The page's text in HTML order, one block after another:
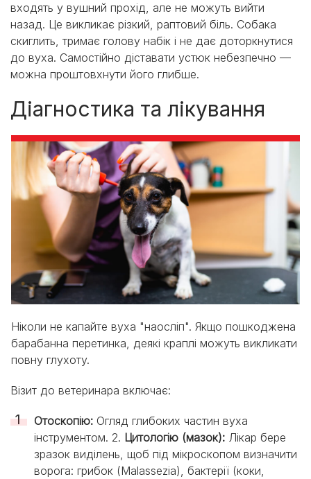
входять у вушний прохід, але не можуть вийти
назад. Це викликає різкий, раптовий біль. Собака
скиглить, тримає голову набік і не дає доторкнутися
до вуха. Самостійно діставати устюк небезпечно —
можна проштовхнути його глибше.
Діагностика та лікування
Ніколи не капайте вуха "наосліп". Якщо пошкоджена
барабанна перетинка, деякі краплі можуть викликати
повну глухоту.
Візит до ветеринара включає:
Отоскопію: Огляд глибоких частин вуха
інструментом. 2. Цитологію (мазок): Лікар бере
зразок виділень, щоб під мікроскопом визначити
ворога: грибок (Malassezia), бактерії (коки,